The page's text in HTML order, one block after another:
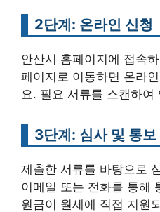
2단계: 온라인 신청
안산시 홈페이지에 접속
페이지로 이동하면 온라
요. 필요 서류를 스캔하여
3단계: 심사 및 통보
제출한 서류를 바탕으로
이메일 또는 전화를 통해
원금이 월세에 직접 지원